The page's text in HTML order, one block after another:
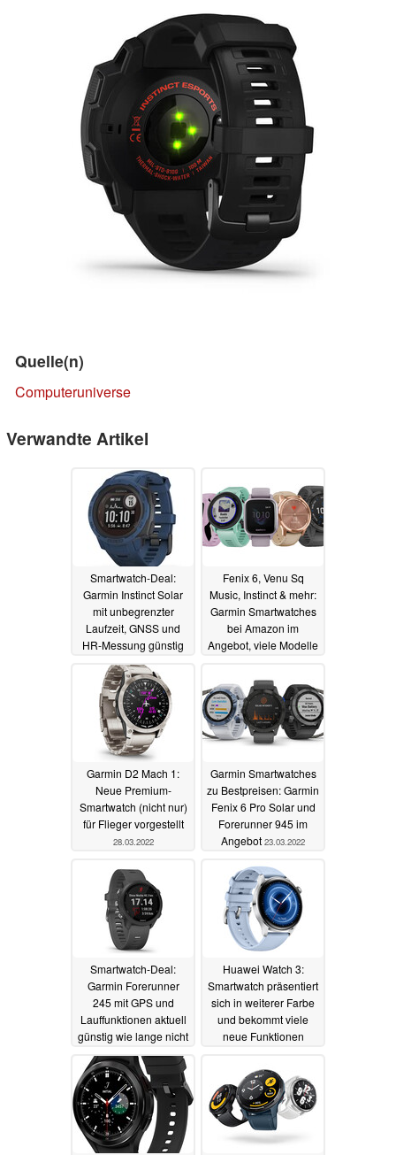
Quelle(n)
Computeruniverse
Verwandte Artikel
Smartwatch-Deal:
Garmin Instinct Solar
mit unbegrenzter
Laufzeit, GNSS und
HR-Messung günstig
wie nie14.04.2022
Fenix 6, Venu Sq
Music, Instinct & mehr:
Garmin Smartwatches
bei Amazon im
Angebot, viele Modelle
01.04.2022
Garmin D2 Mach 1:
Neue Premium-
Smartwatch (nicht nur)
für Flieger vorgestellt
28.03.2022
Garmin Smartwatches
zu Bestpreisen: Garmin
Fenix 6 Pro Solar und
Forerunner 945 im
Angebot 23.03.2022
Smartwatch-Deal:
Garmin Forerunner
245 mit GPS und
Lauffunktionen aktuell
günstig wie lange nicht
mehr17.03.2022
Huawei Watch 3:
Smartwatch präsentiert
sich in weiterer Farbe
und bekommt viele
neue Funktionen